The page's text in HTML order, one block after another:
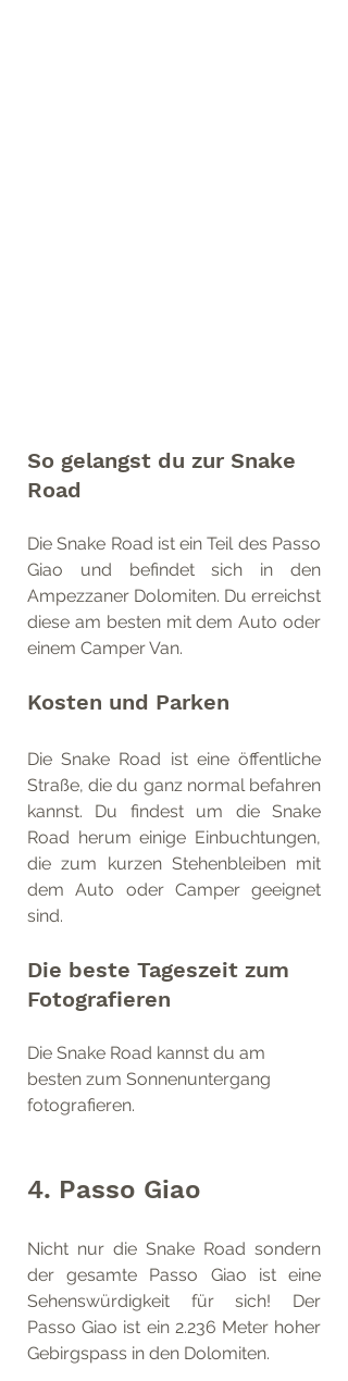
So gelangst du zur Snake
Road
Die Snake Road ist ein Teil des Passo
Giao und befindet sich in den
Ampezzaner Dolomiten. Du erreichst
diese am besten mit dem Auto oder
einem Camper Van.
Kosten und Parken
Die Snake Road ist eine öffentliche
Straße, die du ganz normal befahren
kannst. Du findest um die Snake
Road herum einige Einbuchtungen,
die zum kurzen Stehenbleiben mit
dem Auto oder Camper geeignet
sind.
Die beste Tageszeit zum
Fotografieren
Die Snake Road kannst du am
besten zum Sonnenuntergang
fotografieren.
4. Passo Giao
Nicht nur die Snake Road sondern
der gesamte Passo Giao ist eine
Sehenswürdigkeit für sich! Der
Passo Giao ist ein 2.236 Meter hoher
Gebirgspass in den Dolomiten.